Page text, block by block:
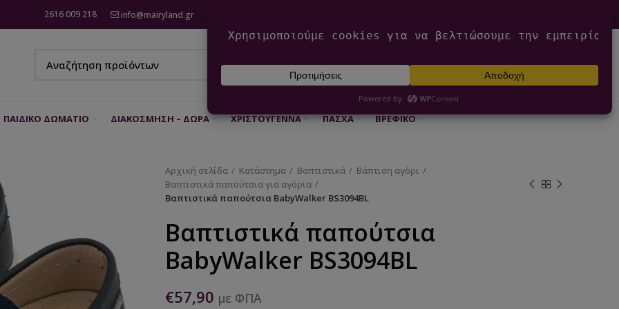
2616 009 218 info@mairyland.gr
ΕΊΣΟΔΟΣ / ΕΓΓΡΑΦΉ €0,00
ΠΑΙΔΙΚΌ ΔΩΜΆΤΙΟ ΔΙΑΚΌΣΜΗΣΗ – ΔΏΡΑ ΧΡΙΣΤΟΎΓΕΝΝΑ ΠΆΣΧΑ ΒΡΕΦΙΚΌ
Αρχική σελίδα Κατάστημα Βαπτιστικά
Βάπτιση αγόρι
Βαπτιστικά παπούτσια για αγόρια
Βαπτιστικά παπούτσια BabyWalker BS3094BL
Βαπτιστικά παπούτσια
BabyWalker BS3094BL
€57,90 με ΦΠΑ